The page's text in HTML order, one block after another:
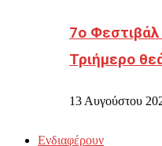
7ο
Τριήμερο
13 Αυγούστου
Ενδιαφέρουν